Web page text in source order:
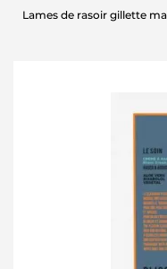
Lames de rasoir gillette